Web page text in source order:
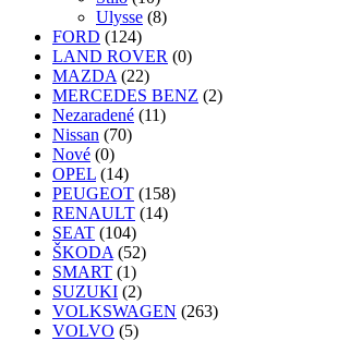
Ulysse (8)
FORD (124)
LAND ROVER (0)
MAZDA (22)
MERCEDES BENZ (2)
Nezaradené (11)
Nissan (70)
Nové (0)
OPEL (14)
PEUGEOT (158)
RENAULT (14)
SEAT (104)
ŠKODA (52)
SMART (1)
SUZUKI (2)
VOLKSWAGEN (263)
VOLVO (5)